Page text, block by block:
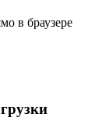
в браузере